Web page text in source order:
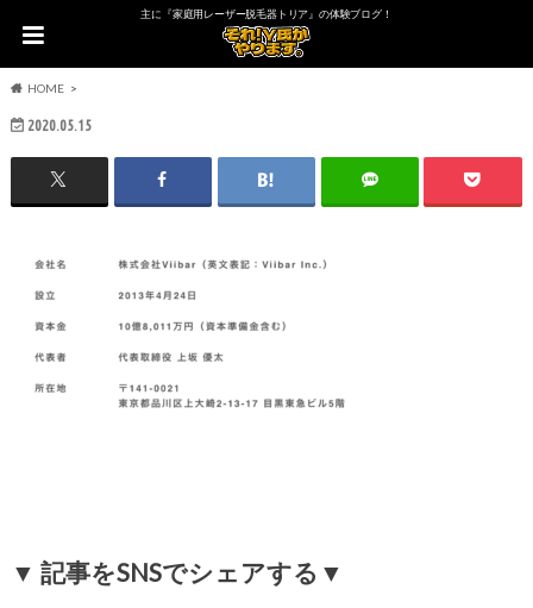
主に『家庭用レーザー脱毛器トリア』の体験ブログ！
HOME
2020.05.15
▼ 記事をSNSでシェアする▼